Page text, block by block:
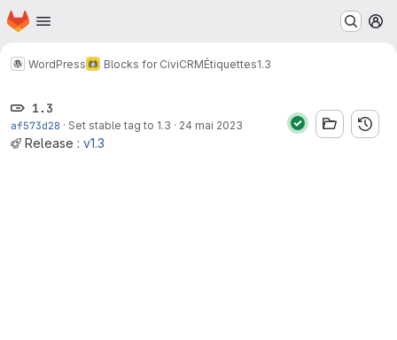
Passer au contenu principal
Page d'accueil
WordPress Blocks for CiviCRMÉtiquettes1.3
1.3
af573d28 · Set stable tag to 1.3 · 24 mai 2023
Release : v1.3